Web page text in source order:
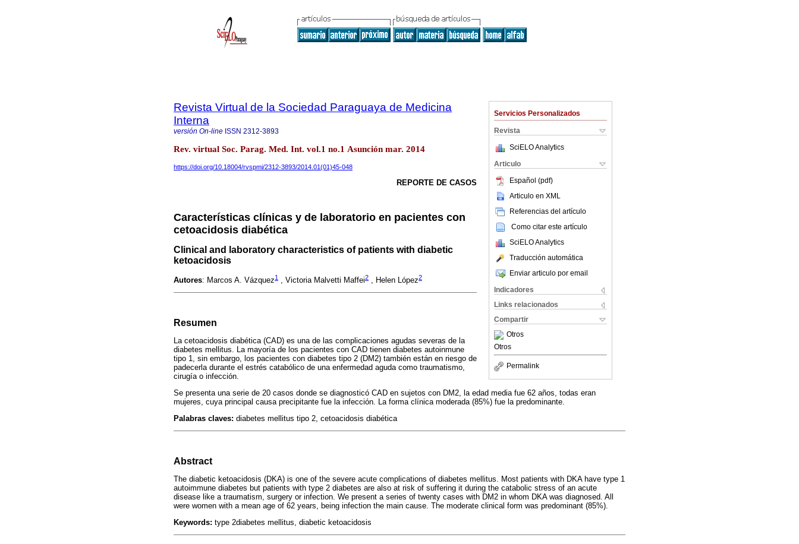
Servicios Personalizados
Revista
SciELO Analytics
Articulo
Español (pdf)
Articulo en XML
Referencias del artículo
Como citar este artículo
SciELO Analytics
Traducción automática
Enviar articulo por email
Indicadores
Links relacionados
Compartir
Otros
Otros
Permalink
Revista Virtual de la Sociedad Paraguaya de Medicina
Interna
versión On-line ISSN 2312-3893
Rev. virtual Soc. Parag. Med. Int. vol.1 no.1 Asunción mar. 2014
https://doi.org/10.18004/rvspmi/2312-3893/2014.01(01)45-048
REPORTE DE CASOS
Características clínicas y de laboratorio en pacientes con
cetoacidosis diabética
Clinical and laboratory characteristics of patients with diabetic
ketoacidosis
Autores: Marcos A. Vázquez1 , Victoria Malvetti Maffei2 , Helen López2
Resumen
La cetoacidosis diabética (CAD) es una de las complicaciones agudas severas de la
diabetes mellitus. La mayoría de los pacientes con CAD tienen diabetes autoinmune
tipo 1, sin embargo, los pacientes con diabetes tipo 2 (DM2) también están en riesgo de
padecerla durante el estrés catabólico de una enfermedad aguda como traumatismo,
cirugía o infección.
Se presenta una serie de 20 casos donde se diagnosticó CAD en sujetos con DM2, la edad media fue 62 años, todas eran
mujeres, cuya principal causa precipitante fue la infección. La forma clínica moderada (85%) fue la predominante.
Palabras claves: diabetes mellitus tipo 2, cetoacidosis diabética
Abstract
The diabetic ketoacidosis (DKA) is one of the severe acute complications of diabetes mellitus. Most patients with DKA have type 1
autoimmune diabetes but patients with type 2 diabetes are also at risk of suffering it during the catabolic stress of an acute
disease like a traumatism, surgery or infection. We present a series of twenty cases with DM2 in whom DKA was diagnosed. All
were women with a mean age of 62 years, being infection the main cause. The moderate clinical form was predominant (85%).
Keywords: type 2diabetes mellitus, diabetic ketoacidosis